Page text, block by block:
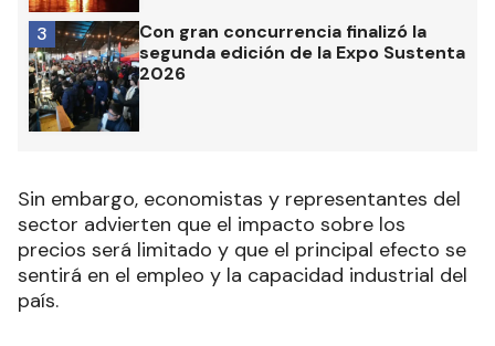
Con gran concurrencia finalizó la
segunda edición de la Expo Sustenta
2026
3
Sin embargo, economistas y representantes del
sector advierten que el impacto sobre los
precios será limitado y que el principal efecto se
sentirá en el empleo y la capacidad industrial del
país.